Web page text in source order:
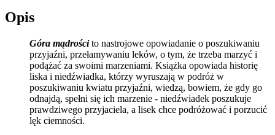
Opis
Góra mądrościto nastrojowe opowiadanie o poszukiwaniu
przyjaźni, przełamywaniu leków, o tym, że trzeba marzyć i
podążać za swoimi marzeniami. Książka opowiada historię
liska i niedźwiadka, którzy wyruszają w podróż w
poszukiwaniu kwiatu przyjaźni, wiedzą, bowiem, że gdy go
odnajdą, spełni się ich marzenie - niedźwiadek poszukuje
prawdziwego przyjaciela, a lisek chce podróżować i porzucić
lęk ciemności.